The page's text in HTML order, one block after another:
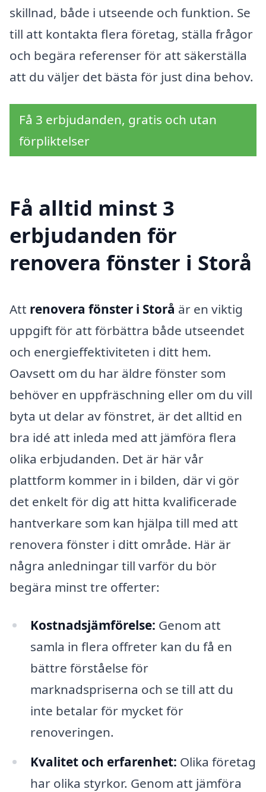
skillnad, både i utseende och funktion. Se
till att kontakta flera företag, ställa frågor
och begära referenser för att säkerställa
att du väljer det bästa för just dina behov.
Få 3 erbjudanden, gratis och utan
förpliktelser
Få alltid minst 3
erbjudanden för
renovera fönster i Storå
Att renovera fönster i Storå är en viktig
uppgift för att förbättra både utseendet
och energieffektiviteten i ditt hem.
Oavsett om du har äldre fönster som
behöver en uppfräschning eller om du vill
byta ut delar av fönstret, är det alltid en
bra idé att inleda med att jämföra flera
olika erbjudanden. Det är här vår
plattform kommer in i bilden, där vi gör
det enkelt för dig att hitta kvalificerade
hantverkare som kan hjälpa till med att
renovera fönster i ditt område. Här är
några anledningar till varför du bör
begära minst tre offerter:
Kostnadsjämförelse: Genom att
samla in flera offreter kan du få en
bättre förståelse för
marknadspriserna och se till att du
inte betalar för mycket för
renoveringen.
Kvalitet och erfarenhet: Olika företag
har olika styrkor. Genom att jämföra